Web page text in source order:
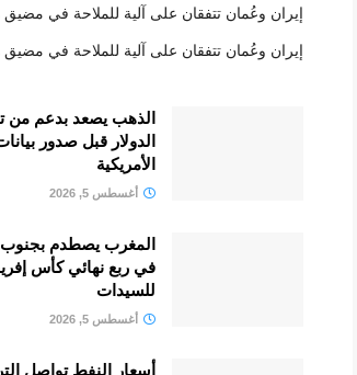
إيران وعُمان تتفقان على آلية للملاحة في مضيق
إيران وعُمان تتفقان على آلية للملاحة في مضيق
الذهب يصعد بدعم من
الدولار قبل صدور
الأمريكية
أغسطس 5, 2026
المغرب يصطدم بجنوب
في ربع نهائي كأس
للسيدات
أغسطس 5, 2026
أسعار النفط تواصل